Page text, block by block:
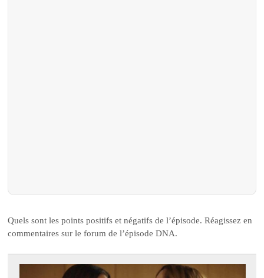
Quels sont les points positifs et négatifs de l’épisode. Réagissez en
commentaires sur le forum de l’épisode DNA.